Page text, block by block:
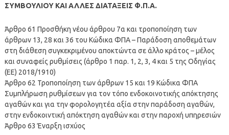
ΣΥΜΒΟΥΛΙΟΥ ΚΑΙ ΑΛΛΕΣ ΔΙΑΤΑΞΕΙΣ Φ.Π.Α.
Άρθρο 61 Προσθήκη νέου άρθρου 7α και τροποποίηση των
άρθρων 13, 28 και 36 του Κώδικα ΦΠΑ – Παράδοση αποθεμάτων
στη διάθεση συγκεκριμένου αποκτώντα σε άλλο κράτος – μέλος
και συναφείς ρυθμίσεις (άρθρο 1 παρ. 1, 2, 3, 4 και 5 της Οδηγίας
(ΕΕ) 2018/1910)
Άρθρο 62 Τροποποίηση των άρθρων 15 και 19 Κώδικα ΦΠΑ
Συμπλήρωση ρυθμίσεων για τον τόπο ενδοκοινοτικής απόκτησης
αγαθών και για την φορολογητέα αξία στην παράδοση αγαθών,
στην ενδοκοιντική απόκτηση αγαθών και στην παροχή υπηρεσιών
Άρθρο 63 Έναρξη ισχύος